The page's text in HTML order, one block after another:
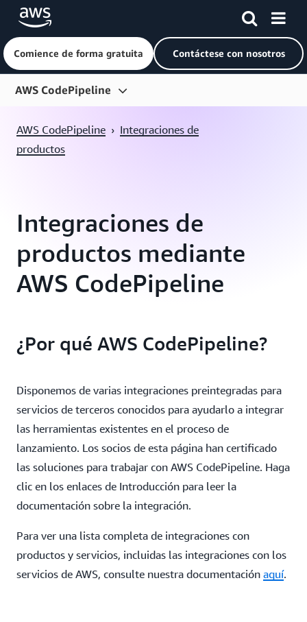
Saltar al contenido principal
Comience de forma gratuita Contáctese con nosotros
AWS CodePipeline
Características
Preguntas frecuentes
Integraciones de productos
AWS CodePipeline › Integraciones de
productos
Integraciones de
productos mediante
AWS CodePipeline
¿Por qué AWS CodePipeline?
Disponemos de varias integraciones preintegradas para
servicios de terceros conocidos para ayudarlo a integrar
las herramientas existentes en el proceso de
lanzamiento. Los socios de esta página han certificado
las soluciones para trabajar con AWS CodePipeline. Haga
clic en los enlaces de Introducción para leer la
documentación sobre la integración.
Para ver una lista completa de integraciones con
productos y servicios, incluidas las integraciones con los
servicios de AWS, consulte nuestra documentación aquí.